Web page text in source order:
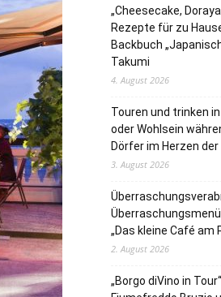
„Cheesecake,
Rezepte für zu
Backbuch
Takumi
4. August 2026
Touren und trinken
oder Wohlsein
Dörfer im Herzen der
3. August 2026
„Das kleine Café am
2. August 2026
„Borgo diVino in